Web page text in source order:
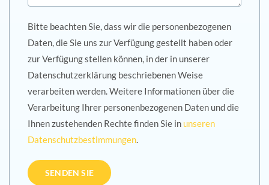
Bitte beachten Sie, dass wir die personenbezogenen
Daten, die Sie uns zur Verfügung gestellt haben oder
zur Verfügung stellen können, in der in unserer
Datenschutzerklärung beschriebenen Weise
verarbeiten werden. Weitere Informationen über die
Verarbeitung Ihrer personenbezogenen Daten und die
Ihnen zustehenden Rechte finden Sie in unseren
Datenschutzbestimmungen.